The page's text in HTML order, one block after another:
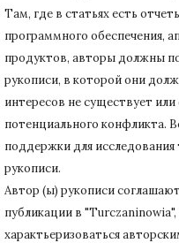
Там, где в статьях есть
программного обеспечения,
продуктов, авторы должны
рукописи, в которой они
интересов не существует
потенциального конфликта.
поддержки для
рукописи.
Автор (ы) рукописи
публикации в
характьеризоваться